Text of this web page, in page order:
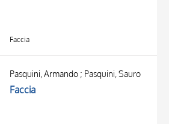
Faccia
Pasquini, Armando ; Pasquini, Sauro
Faccia